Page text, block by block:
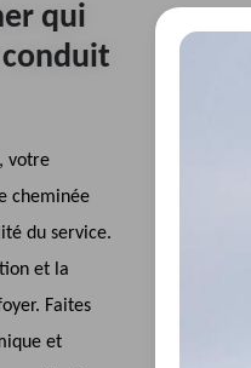
qui
votre
cheminée
du service.
et la
Faites
et